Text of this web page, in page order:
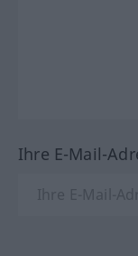
Ihre E-Mail-